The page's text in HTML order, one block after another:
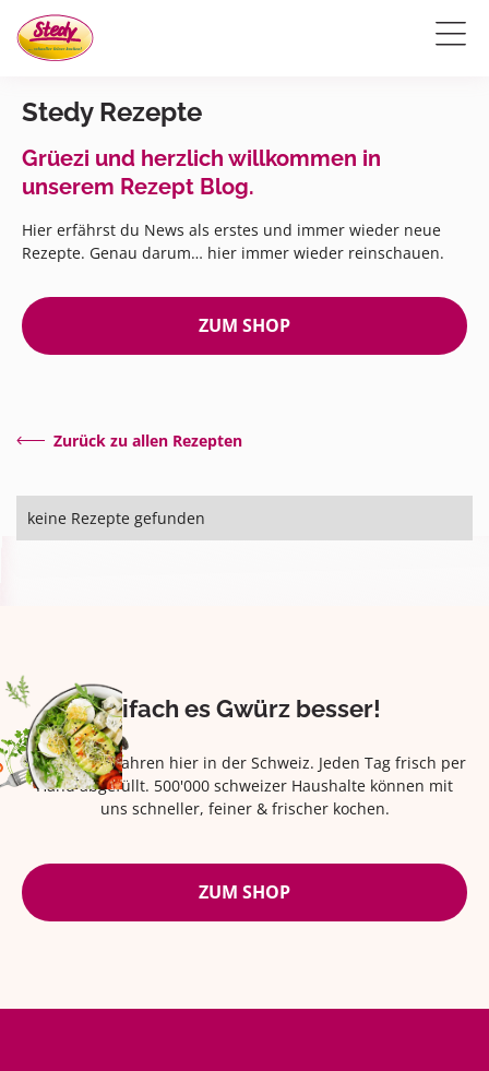
Stedy Rezepte
Grüezi und herzlich willkommen in
unserem Rezept Blog.
Hier erfährst du News als erstes und immer wieder neue
Rezepte. Genau darum… hier immer wieder reinschauen.
ZUM SHOP
Zurück zu allen Rezepten
keine Rezepte gefunden
Eifach es Gwürz besser!
Seit über 42 Jahren hier in der Schweiz. Jeden Tag frisch per
Hand abgefüllt. 500'000 schweizer Haushalte können mit
uns schneller, feiner & frischer kochen.
ZUM SHOP